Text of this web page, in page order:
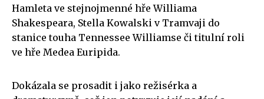
Hamleta ve stejnojmenné hře Williama
Shakespeara, Stella Kowalski v Tramvaji do
stanice touha Tennessee Williamse či titulní roli
ve hře Medea Euripida.
Dokázala se prosadit i jako režisérka a